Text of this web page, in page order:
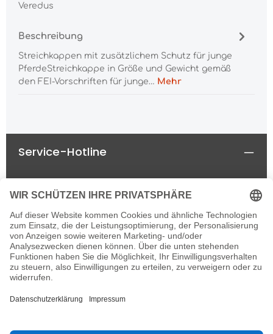
Veredus
Beschreibung
Streichkappen mit zusätzlichem Schutz für junge
PferdeStreichkappe in Größe und Gewicht gemäß
den FEI-Vorschriften für junge… Mehr
Service-Hotline
Rechtliches
Informationen
Newsletter